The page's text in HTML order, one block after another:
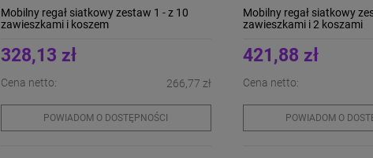
Mobilny regał siatkowy zestaw 1 - z 10
zawieszkami i koszem
328,13 zł
Cena netto: 266,77 zł
POWIADOM O DOSTĘPNOŚCI
Mobilny regał siatkowy
zawieszkami i 2 koszami
421,88 zł
Cena netto:
POWIADOM O